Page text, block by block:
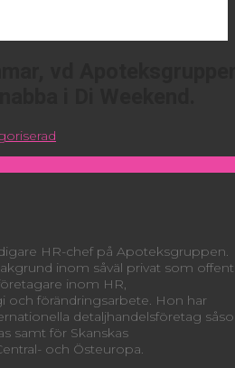
HR-chef på Apoteksgruppen.
inom såväl privat som
inom HR,
och förändringsarbete. Hon har
detaljhandelsföretag
samt för Skanskas
och Östeuropa.